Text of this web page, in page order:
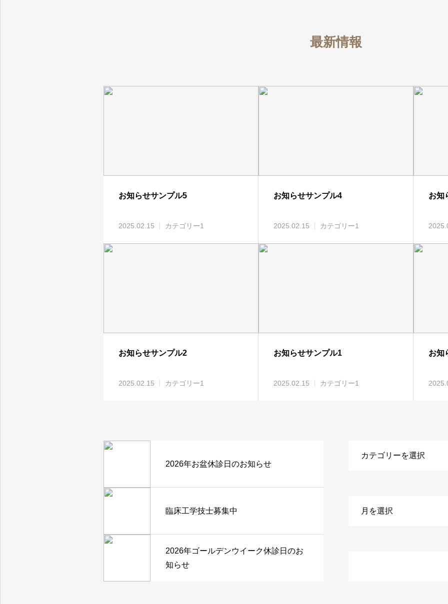
最新情報
お知らせサンプル5
2025.02.15 カテゴリー1
お知らせサンプル4
2025.02.15 カテゴリー1
お知
お知らせサンプル2
2025.02.15 カテゴリー1
お知らせサンプル1
2025.02.15 カテゴリー1
お知
2026年お盆休診日のお知らせ
臨床工学技士募集中
2026年ゴールデンウイーク休診日のお
知らせ